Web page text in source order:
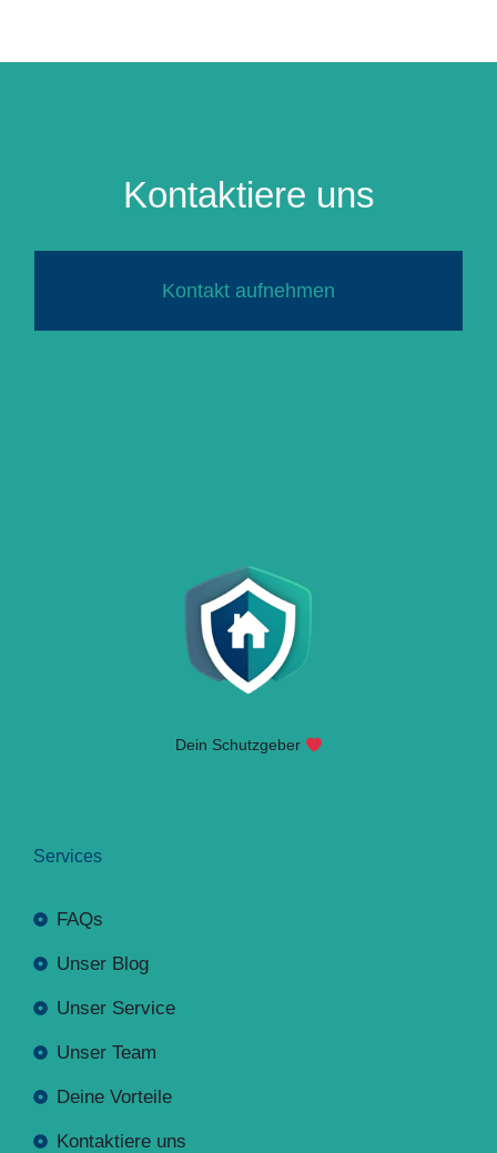
Kontaktiere uns
Kontakt aufnehmen
Dein Schutzgeber
Services
FAQs
Unser Blog
Unser Service
Unser Team
Deine Vorteile
Kontaktiere uns